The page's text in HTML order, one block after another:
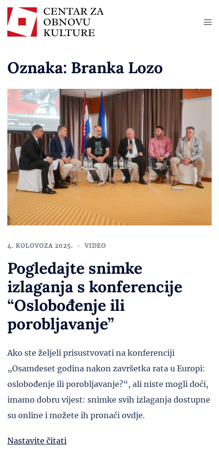
Oznaka: Branka Lozo
4. KOLOVOZA 2025. VIDEO
Pogledajte snimke
izlaganja s konferencije
“Oslobođenje ili
porobljavanje”
Ako ste željeli prisustvovati na konferenciji
„Osamdeset godina nakon završetka rata u Europi:
oslobođenje ili porobljavanje?“, ali niste mogli doći,
imamo dobru vijest: snimke svih izlaganja dostupne
su online i možete ih pronaći ovdje.
Nastavite čitati